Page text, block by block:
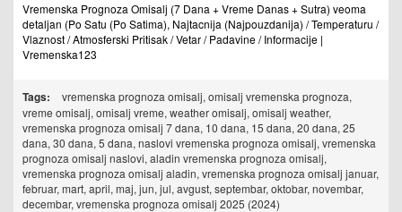
Vremenska Prognoza Omisalj (7 Dana + Vreme Danas + Sutra) veoma
detaljan (Po Satu (Po Satima), Najtacnija (Najpouzdanija) / Temperaturu /
Vlaznost / Atmosferski Pritisak / Vetar / Padavine / Informacije |
Vremenska123
Tags:
vremenska prognoza omisalj, omisalj vremenska prognoza,
vreme omisalj, omisalj vreme, weather omisalj, omisalj weather,
vremenska prognoza omisalj 7 dana, 10 dana, 15 dana, 20 dana, 25
dana, 30 dana, 5 dana, naslovi vremenska prognoza omisalj, vremenska
prognoza omisalj naslovi, aladin vremenska prognoza omisalj,
vremenska prognoza omisalj aladin, vremenska prognoza omisalj januar,
februar, mart, april, maj, jun, jul, avgust, septembar, oktobar, novembar,
decembar, vremenska prognoza omisalj 2025 (2024)